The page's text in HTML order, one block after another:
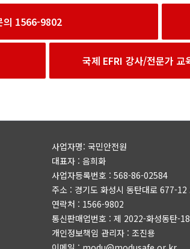
의 1566-9802
국제 EFRI 강사/전문가 교
사업자명: 국민안전원
대표자 : 음희화
사업자등록번호 : 568-86-02584
주소 : 경기도 화성시 동탄대로 677-
연락처 : 1566-9802
통신판매업번호 : 제 2022-화성동탄-
개인정보책임 관리자 : 조진용